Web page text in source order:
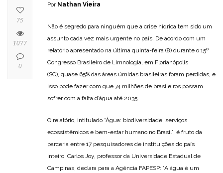
Por Nathan Vieira
Não é segredo para ninguém que a crise hídrica tem sido um
assunto cada vez mais urgente no país. De acordo com um
relatório apresentado na última quinta-feira (8) durante o 15º
Congresso Brasileiro de Limnologia, em Florianópolis
(SC), quase 65% das áreas úmidas brasileiras foram perdidas, e
isso pode fazer com que 74 milhões de brasileiros possam
sofrer com a falta d’água até 2035.
O relatório, intitulado “Água: biodiversidade, serviços
ecossistêmicos e bem-estar humano no Brasil”, é fruto da
parceria entre 17 pesquisadores de instituições do país
inteiro. Carlos Joy, professor da Universidade Estadual de
Campinas, declara para a Agência FAPESP: “A água é um
75
1077
0